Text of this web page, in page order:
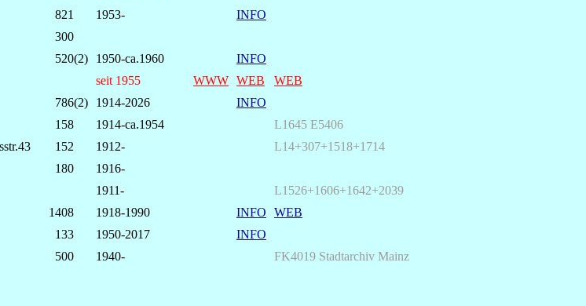
821 1953-
INFO
300
520(2) 1950-ca.1960
INFO
seit 1955 WWW WEB
WEB
786(2) 1914-2026
INFO
158 1914-ca.1954
L1645 E5406
152 1912- L14+307+1518+1714
180
1916-
1911-
L1526+1606+1642+2039
1408 1918-1990 INFO
WEB
133 1950-2017
INFO
500 1940-
FK4019 Stadtarchiv Mainz